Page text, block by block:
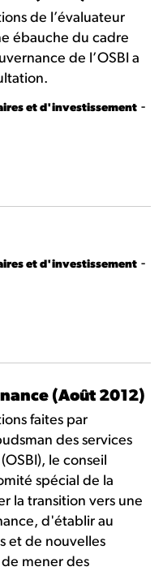
de l’évaluateur
ébauche du cadre
de l’OSBI a
et d'investissement -
et d'investissement -
(Août 2012)
faites par
des services
le conseil
spécial de la
la transition vers une
d'établir au
et de nouvelles
mener des